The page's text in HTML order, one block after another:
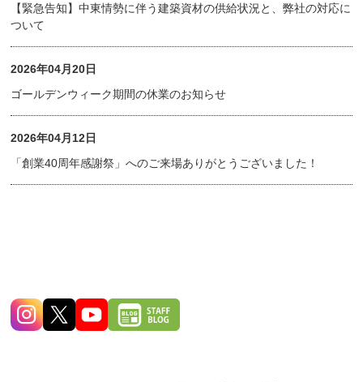
【緊急告知】中東情勢に伴う建築資材の供給状況と、弊社の対応に
ついて
2026年04月20日
ゴールデンウィーク期間の休業のお知らせ
2026年04月12日
「創業40周年感謝祭」へのご来場ありがとうございました！